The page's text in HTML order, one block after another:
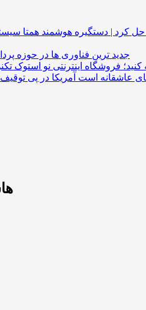
کرد | دستگیره هوشمند
جدید ترین فناوری ها در حوزه
فروشگاه اینترنتی نو استوک